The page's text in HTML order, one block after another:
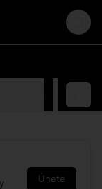
Login
Únete